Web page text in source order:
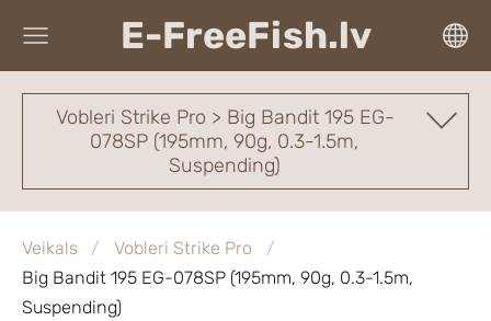
E-FreeFish.lv
Vobleri Strike Pro > Big Bandit 195 EG-
078SP (195mm, 90g, 0.3-1.5m,
Suspending)
Veikals
Vobleri Strike Pro
Big Bandit 195 EG-078SP (195mm, 90g, 0.3-1.5m,
Suspending)